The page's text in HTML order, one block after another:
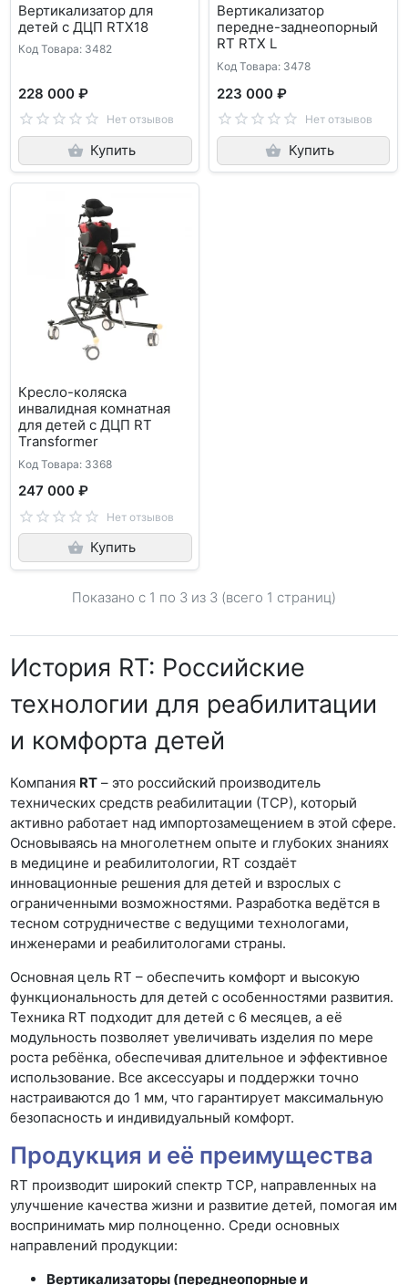
Вертикализатор для
детей с ДЦП RTX18
Код Товара: 3482
228 000 ₽
Нет отзывов
Купить
Вертикализатор
передне-заднеопорный
RT RTX L
Код Товара: 3478
223 000 ₽
Нет отзывов
Купить
Кресло-коляска
инвалидная комнатная
для детей с ДЦП RT
Transformer
Код Товара: 3368
247 000 ₽
Нет отзывов
Купить
Показано с 1 по 3 из 3 (всего 1 страниц)
История RT: Российские
технологии для реабилитации
и комфорта детей
Компания RT – это российский производитель
технических средств реабилитации (ТСР), который
активно работает над импортозамещением в этой сфере.
Основываясь на многолетнем опыте и глубоких знаниях
в медицине и реабилитологии, RT создаёт
инновационные решения для детей и взрослых с
ограниченными возможностями. Разработка ведётся в
тесном сотрудничестве с ведущими технологами,
инженерами и реабилитологами страны.
Основная цель RT – обеспечить комфорт и высокую
функциональность для детей с особенностями развития.
Техника RT подходит для детей с 6 месяцев, а её
модульность позволяет увеличивать изделия по мере
роста ребёнка, обеспечивая длительное и эффективное
использование. Все аксессуары и поддержки точно
настраиваются до 1 мм, что гарантирует максимальную
безопасность и индивидуальный комфорт.
Продукция и её преимущества
RT производит широкий спектр ТСР, направленных на
улучшение качества жизни и развитие детей, помогая им
воспринимать мир полноценно. Среди основных
направлений продукции:
Вертикализаторы (переднеопорные и